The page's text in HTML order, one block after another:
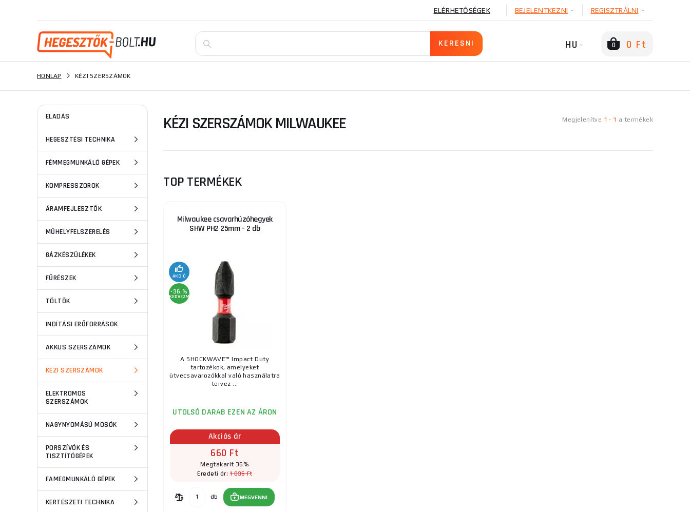
ELÉRHETŐSÉGEK BEJELENTKEZNI REGISZTRÁLNI
HU 0 0 Ft
ELADÁS
HEGESZTÉSI TECHNIKA
FÉMMEGMUNKÁLÓ GÉPEK
KOMPRESSZOROK
ÁRAMFEJLESZTŐK
MŰHELYFELSZERELÉS
GÁZKÉSZÜLÉKEK
FŰRÉSZEK
TÖLTŐK
INDÍTÁSI ERŐFORRÁSOK
AKKUS SZERSZÁMOK
KÉZI SZERSZÁMOK
ELEKTROMOS
SZERSZÁMOK
NAGYNYOMÁSÚ MOSÓK
PORSZÍVÓK ÉS
TISZTÍTÓGÉPEK
FAMEGMUNKÁLÓ GÉPEK
KERTÉSZETI TECHNIKA
HONLAP KÉZI SZERSZÁMOK
Megjelenítve 1 - 1 a termékek
KÉZI SZERSZÁMOK MILWAUKEE
TOP TERMÉKEK
Milwaukee csavarhúzóhegyek
SHW PH2 25mm - 2 db
AKCIÓ
-36 %
KEDVEZMÉNY
A SHOCKWAVE™ Impact Duty
tartozékok, amelyeket
ütvecsavarozókkal való használatra
tervez ...
UTOLSÓ DARAB EZEN AZ ÁRON
Akciós ár
660 Ft
Megtakarít 36%
Eredeti ár:1 035 Ft
db MEGVENNI